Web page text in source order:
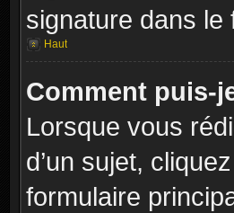
signature dans le
Haut
Comment puis-
Lorsque vous
d’un sujet,
formulaire